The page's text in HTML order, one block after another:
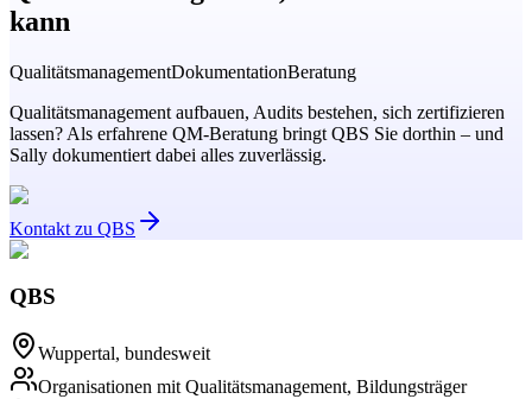
kann
QualitätsmanagementDokumentationBeratung
Qualitätsmanagement aufbauen, Audits bestehen, sich zertifizieren
lassen? Als erfahrene QM-Beratung bringt QBS Sie dorthin – und
Sally dokumentiert dabei alles zuverlässig.
Kontakt zu QBS
QBS
Wuppertal, bundesweit
Organisationen mit Qualitätsmanagement, Bildungsträger